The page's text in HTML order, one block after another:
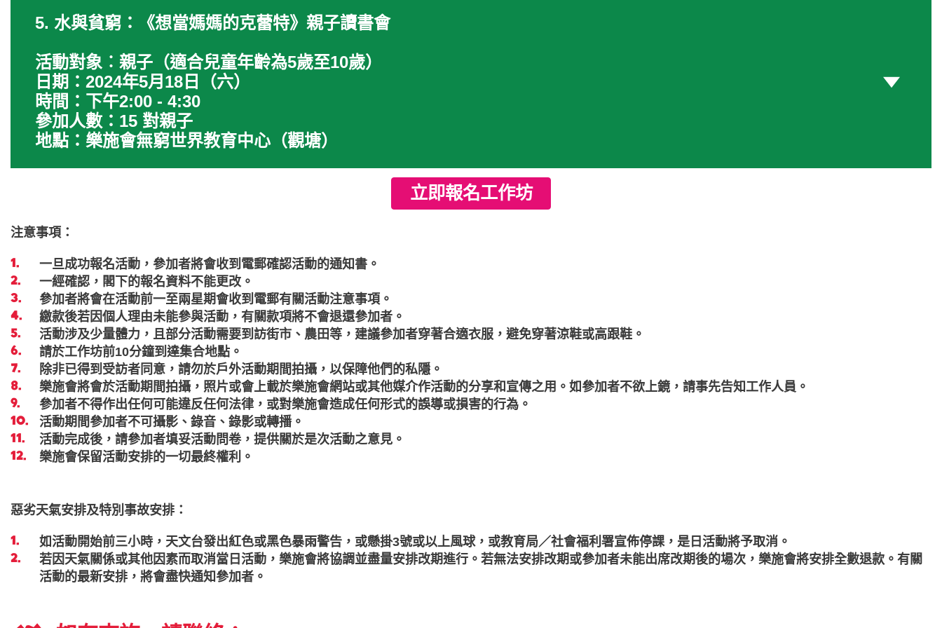
5. 水與貧窮：《想當媽媽的克蕾特》親子讀書會
活動對象︰親子（適合兒童年齡為5歲至10歲）
日期：2024年5月18日（六）
時間：下午2:00 - 4:30
參加人數：15 對親子
地點：樂施會無窮世界教育中心（觀塘）
立即報名工作坊
注意事項：
一旦成功報名活動，參加者將會收到電郵確認活動的通知書。
一經確認，閣下的報名資料不能更改。
參加者將會在活動前一至兩星期會收到電郵有關活動注意事項。
繳款後若因個人理由未能參與活動，有關款項將不會退還參加者。
活動涉及少量體力，且部分活動需要到訪街市、農田等，建議參加者穿著合適衣服，避免穿著涼鞋或高跟鞋。
請於工作坊前10分鐘到達集合地點。
除非已得到受訪者同意，請勿於戶外活動期間拍攝，以保障他們的私隱。
樂施會將會於活動期間拍攝，照片或會上載於樂施會網站或其他媒介作活動的分享和宣傳之用。如參加者不欲上鏡，請事先告知工作人員。
參加者不得作出任何可能違反任何法律，或對樂施會造成任何形式的誤導或損害的行為。
活動期間參加者不可攝影、錄音、錄影或轉播。
活動完成後，請參加者填妥活動問卷，提供關於是次活動之意見。
樂施會保留活動安排的一切最終權利。
惡劣天氣安排及特別事故安排：
如活動開始前三小時，天文台發出紅色或黑色暴雨警告，或懸掛3號或以上風球，或教育局／社會福利署宣佈停課，是日活動將予取消。
若因天氣關係或其他因素而取消當日活動，樂施會將協調並盡量安排改期進行。若無法安排改期或參加者未能出席改期後的場次，樂施會將安排全數退款。有關
活動的最新安排，將會盡快通知參加者。